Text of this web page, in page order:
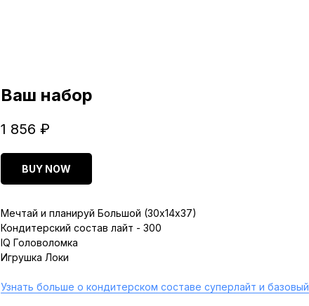
Ваш набор
1 856 ₽
BUY NOW
Мечтай и планируй Большой (30х14х37)
Кондитерский состав лайт - 300
IQ Головоломка
Игрушка Локи
Узнать больше о кондитерском составе суперлайт и базовый